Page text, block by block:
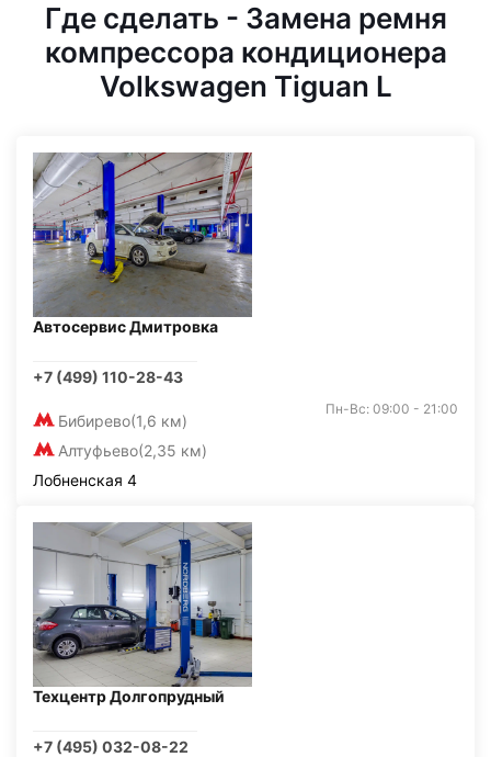
Где сделать - Замена ремня
компрессора кондиционера
Volkswagen Tiguan L
Автосервис Дмитровка
+7 (499) 110-28-43
Бибирево(1,6 км)
Алтуфьево(2,35 км)
Пн-Вс: 09:00 - 21:00
Лобненская 4
Техцентр Долгопрудный
+7 (495) 032-08-22